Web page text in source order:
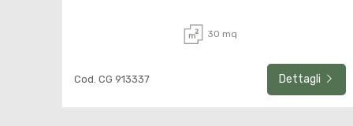
30 mq
Cod. CG 913337 Dettagli